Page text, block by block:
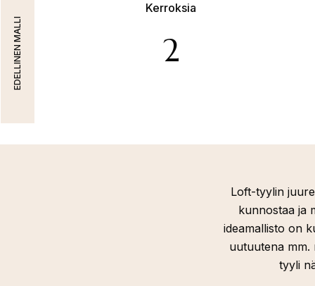
Kerroksia
2
EDELLINEN MALLI
Loft-tyylin
kunnostaa ja
ideamallisto on
uutuutena
tyyli